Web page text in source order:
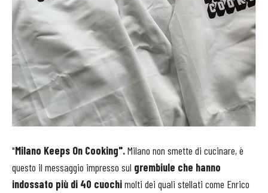
"Milano Keeps On Cooking".Milano non smette di cucinare, è
questo il messaggio impresso sul grembiule che hanno
indossato più di 40 cuochimolti dei quali stellati come Enrico